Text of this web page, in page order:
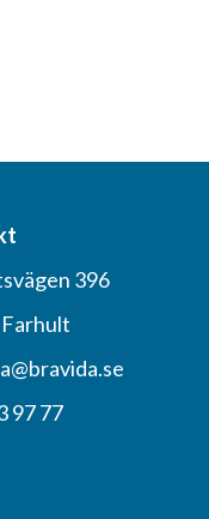
396
97 77